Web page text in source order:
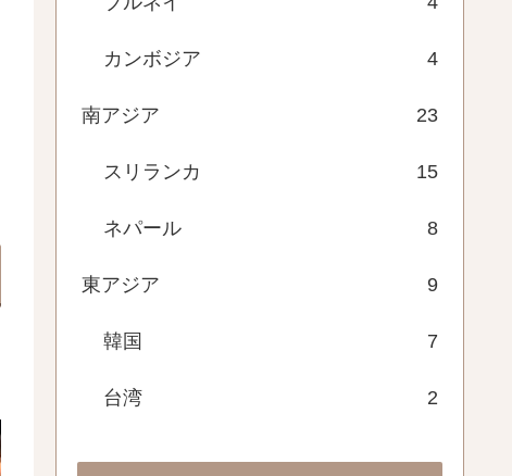
カンボジア 4
南アジア 23
スリランカ 15
ネパール 8
東アジア 9
韓国 7
台湾 2